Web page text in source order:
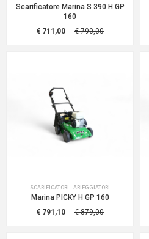
Scarificatore Marina S 390 H GP
160
€ 711,00
€ 790,00
SCARIFICATORI - ARIEGGIATORI
Marina PICKY H GP 160
€ 791,10
€ 879,00